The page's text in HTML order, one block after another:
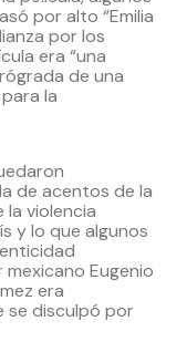
por alto “Emilia
por los
era “una
de una
la
de acentos de la
violencia
y lo que algunos
Eugenio
era
se disculpó por